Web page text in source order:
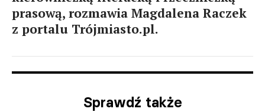
prasową, rozmawia Magdalena Raczek
z portalu Trójmiasto.pl.
Sprawdź także